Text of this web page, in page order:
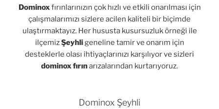
Dominoxfırınlarınızın çok hızlı ve etkili onarılması için
çalışmalarımızı sizlere acilen kaliteli bir biçimde
ulaştırmaktayız. Her hususta kusursuzluk örneği ile
ilçemizŞeyhligeneline tamir ve onarım için
desteklerle olası ihtiyaçlarınızı karşılıyor ve sizleri
dominox fırınarızalarından kurtarıyoruz.
Dominox Şeyhli